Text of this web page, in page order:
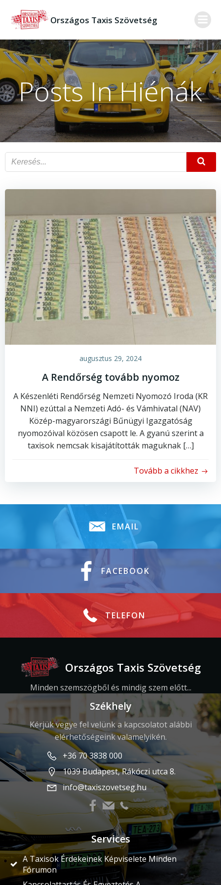
to
Országos Taxis Szövetség
Posts In Hiénák
augusztus 29, 2024
A Rendőrség tovább nyomoz
A Készenléti Rendőrség Nemzeti Nyomozó Iroda (KR
NNI) ezúttal a Nemzeti Adó- és Vámhivatal (NAV)
Közép-magyarországi Bűnügyi Igazgatóság
nyomozóival közösen csapott le. A gyanú szerint a
taxisok nemcsak kisajátították maguknak […]
Tovább a cikkhez
EMAIL
FACEBOOK
TELEFON
Országos Taxis Szövetség
Minden szemszögből és mindig szem előtt...
Székhely
Kérjük vegye fel velünk a kapcsolatot alábbi
elérhetőségeink valamelyikén.
+36 70 3838 000
1039 Budapest, Rákóczi utca 8.
info@taxiszovetseg.hu
Services
A Taxisok Érdekeinek Képviselete Minden
Fórumon